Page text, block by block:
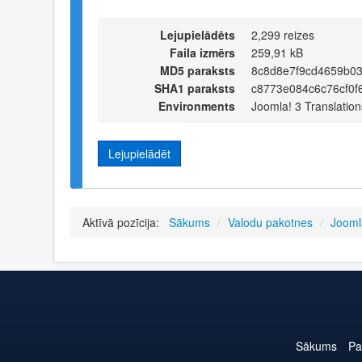
Lejupielādēts
2,299 reizes
Faila izmērs
259,91 kB
MD5 paraksts
SHA1 paraksts
Environments
Joomla! 3
Lejupielādēt
Aktīvā pozīcija: Sākums / Valodu pakotnes /
Sākums